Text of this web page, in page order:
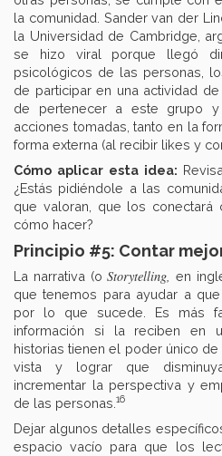
la comunidad. Sander van der
la Universidad de Cambridge,
se hizo viral porque llegó
psicológicos de las personas,
de participar en una actividad
de pertenecer a este grupo
acciones tomadas, tanto en la
forma externa (al recibir likes y
Cómo aplicar esta idea:
¿Estás pidiéndole a las
que valoran, que los
cómo hacer?
Principio #5: Contar
La narrativa (oStorytelling, en
que tenemos para ayudar a
por lo que sucede. Es más
información si la reciben en
historias tienen el poder único
vista y lograr que
incrementar la perspectiva y
de las personas. 16
Dejar algunos detalles
espacio vacío para que los